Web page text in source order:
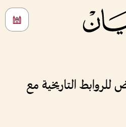
للروابط التاريخية مع